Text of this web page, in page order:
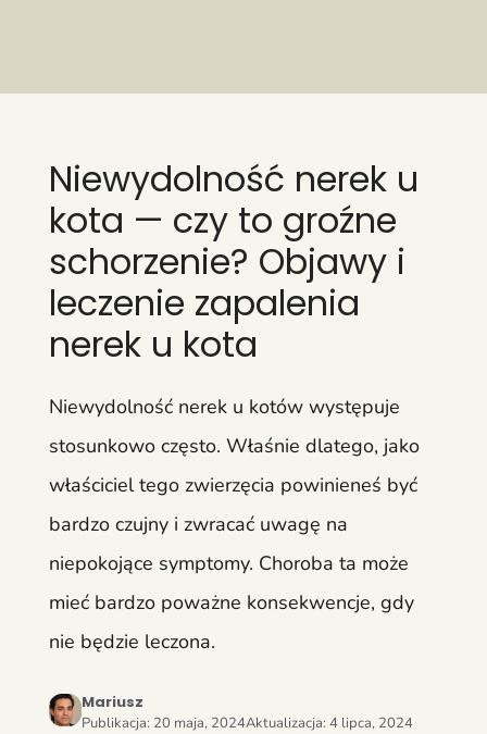
Niewydolność nerek u
kota — czy to groźne
schorzenie? Objawy i
leczenie zapalenia
nerek u kota
Niewydolność nerek u kotów występuje
stosunkowo często. Właśnie dlatego, jako
właściciel tego zwierzęcia powinieneś być
bardzo czujny i zwracać uwagę na
niepokojące symptomy. Choroba ta może
mieć bardzo poważne konsekwencje, gdy
nie będzie leczona.
Mariusz
Publikacja: 20 maja, 2024Aktualizacja: 4 lipca, 2024